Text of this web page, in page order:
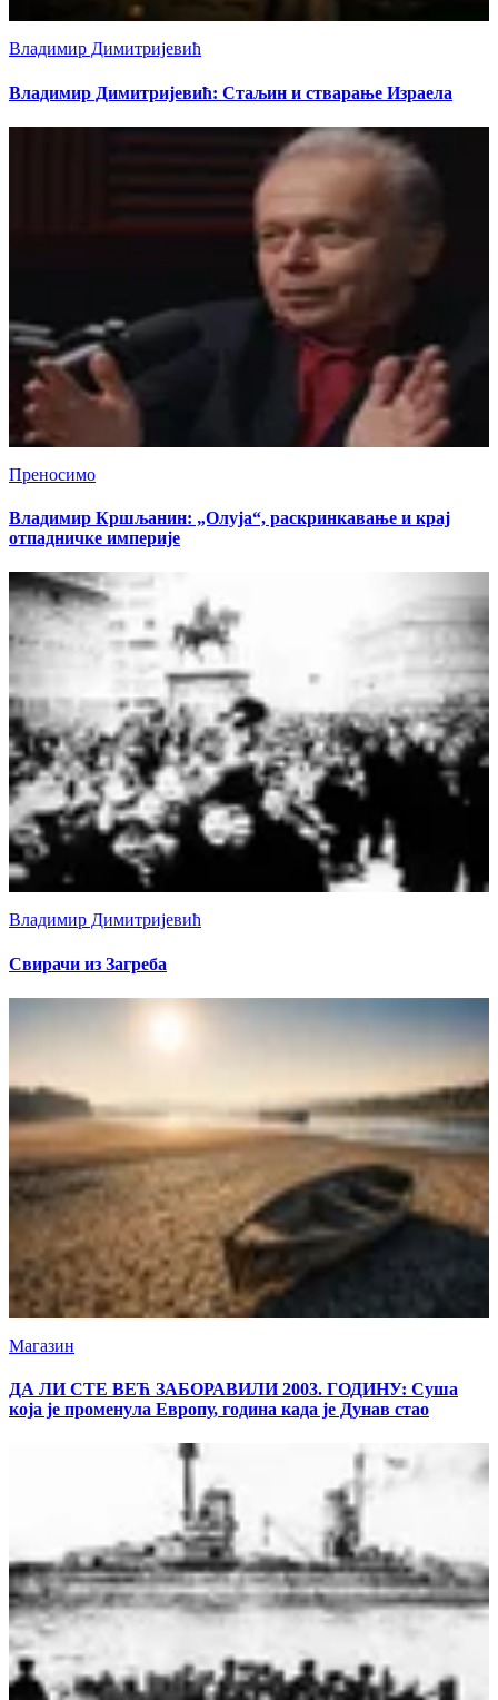
Владимир Димитријевић
Владимир Димитријевић: Стаљин и стварање Израела
Преносимо
Владимир Кршљанин: „Олуја“, раскринкавање и крај
отпадничке империје
Владимир Димитријевић
Свирачи из Загреба
Магазин
ДА ЛИ СТЕ ВЕЋ ЗАБОРАВИЛИ 2003. ГОДИНУ: Суша
која је променула Европу, година када је Дунав стао